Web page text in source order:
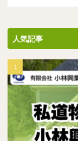
人気記事